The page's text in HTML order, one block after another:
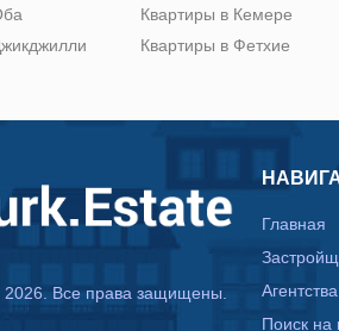
Квартиры в Кемере
Квартиры в Фетхие
Все права защищены.
Главная
Поиск на